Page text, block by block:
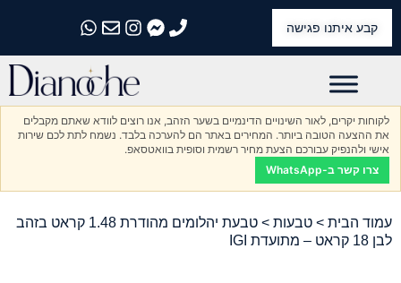
קבע איתנו פגישה
התקשרו אלינו
התקשרו אלינו
התקשרו אלינו
התקשרו אלינו
התקשרו אלינו
לקוחות יקרים, לאור השינויים הדינמיים בשער הזהב, אנו רוצים לוודא שאתם מקבלים
את ההצעה הטובה ביותר. המחירים באתר הם להערכה בלבד. נשמח לתת לכם שירות
אישי ולהנפיק עבורכם הצעת מחיר רשמית וסופית בוואטסאפ.
צרו קשר ב-WhatsApp
עמוד הבית > טבעות
> טבעת יהלומים מהודרת 1.48 קראט בזהב
לבן 18 קראט – מתועדת IGI